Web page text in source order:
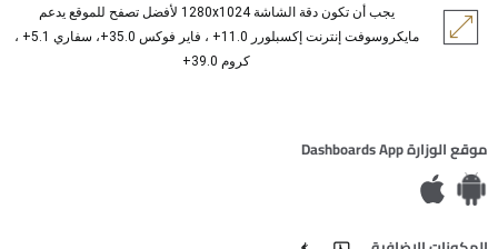
يجب أن تكون دقة الشاشة 1280x1024 لأفضل تصفح للموقع يدعم
مايكروسوفت إنترنت إكسبلورر 11.0+ ، فاير فوكس 35.0+، سفاري 5.1+ ،
كروم 39.0+
موقع الوزارة Dashboards App